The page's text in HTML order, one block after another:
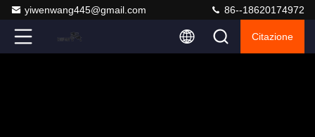
yiwenwang445@gmail.com 86--18620174972
Citazione